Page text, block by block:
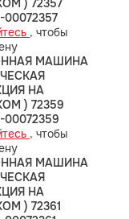
) 72357
00072357
, чтобы
МАШИНА
НА
) 72359
00072359
, чтобы
МАШИНА
НА
) 72361